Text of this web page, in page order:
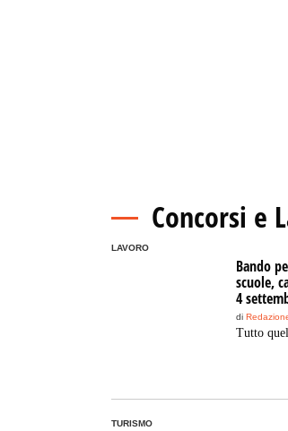
Concorsi e
LAVORO
Bando
scuole,
4
di
Tutto
TURISMO